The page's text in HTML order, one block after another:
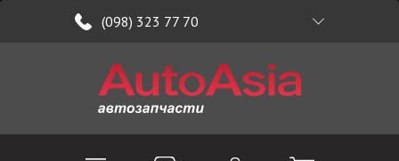
(098) 323 77 70